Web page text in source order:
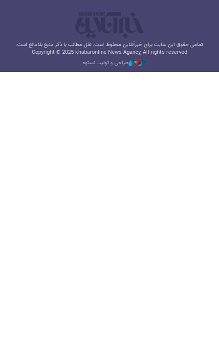
تمامی حقوق این سایت برای خبرآنلاین محفوظ است. نقل مطالب با ذکر منبع بلامانع است.
Copyright © 2025 khabaronline News Agancy, All rights reserved
طراحی و تولید: نستوه